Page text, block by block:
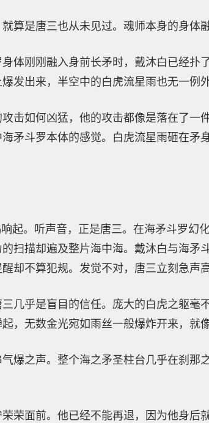
算是唐三也从未见过。魂师本身的身体
体刚刚融入身前长矛时，戴沐白已经扑
发出来，半空中的白虎流星雨也无一例
击如何凶猛，他的攻击都像是落在了一
矛斗罗本体的感觉。白虎流星雨砸在矛
起。听声音，正是唐三。在海矛斗罗幻
扫描却遍及整片海中海。戴沐白与海矛
却不算犯规。发觉不对，唐三立刻急声高
几乎是盲目的信任。庞大的白虎之躯毫
，无数金光宛如雨丝一般爆炸开来，就
爆之声。整个海之矛圣柱台几乎在刹那
荣面前。他已经不能再退，因为他身后